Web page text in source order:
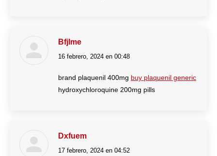
Bfjlme
dice:
16 febrero, 2024 en 00:48
brand plaquenil 400mg buy plaquenil generic
hydroxychloroquine 200mg pills
Dxfuem
dice:
17 febrero, 2024 en 04:52